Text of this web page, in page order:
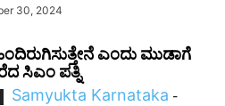
30, 2024
ಎಂದು ಮುಡಾಗೆ
ಸಿಎಂ ಪತ್ನಿ
Samyukta Karnataka -